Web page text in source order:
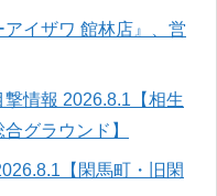
イザワ 館林店』、営
撃情報 2026.8.1【相生
グラウンド】
【閑馬町・旧閑